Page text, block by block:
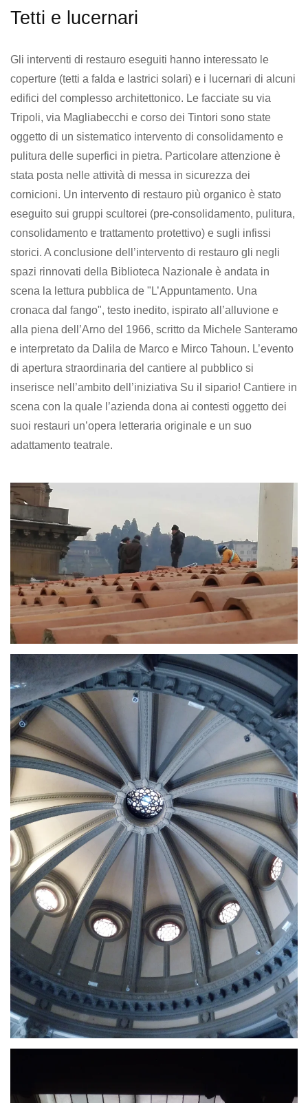
Tetti e lucernari
Gli interventi di restauro eseguiti hanno interessato le
coperture (tetti a falda e lastrici solari) e i lucernari di alcuni
edifici del complesso architettonico. Le facciate su via
Tripoli, via Magliabecchi e corso dei Tintori sono state
oggetto di un sistematico intervento di consolidamento e
pulitura delle superfici in pietra. Particolare attenzione è
stata posta nelle attività di messa in sicurezza dei
cornicioni. Un intervento di restauro più organico è stato
eseguito sui gruppi scultorei (pre-consolidamento, pulitura,
consolidamento e trattamento protettivo) e sugli infissi
storici. A conclusione dell’intervento di restauro gli negli
spazi rinnovati della Biblioteca Nazionale è andata in
scena la lettura pubblica de "L’Appuntamento. Una
cronaca dal fango", testo inedito, ispirato all’alluvione e
alla piena dell’Arno del 1966, scritto da Michele Santeramo
e interpretato da Dalila de Marco e Mirco Tahoun. L’evento
di apertura straordinaria del cantiere al pubblico si
inserisce nell’ambito dell’iniziativa Su il sipario! Cantiere in
scena con la quale l’azienda dona ai contesti oggetto dei
suoi restauri un’opera letteraria originale e un suo
adattamento teatrale.